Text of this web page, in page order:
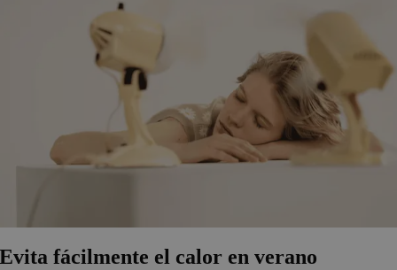
Evita fácilmente el calor en verano